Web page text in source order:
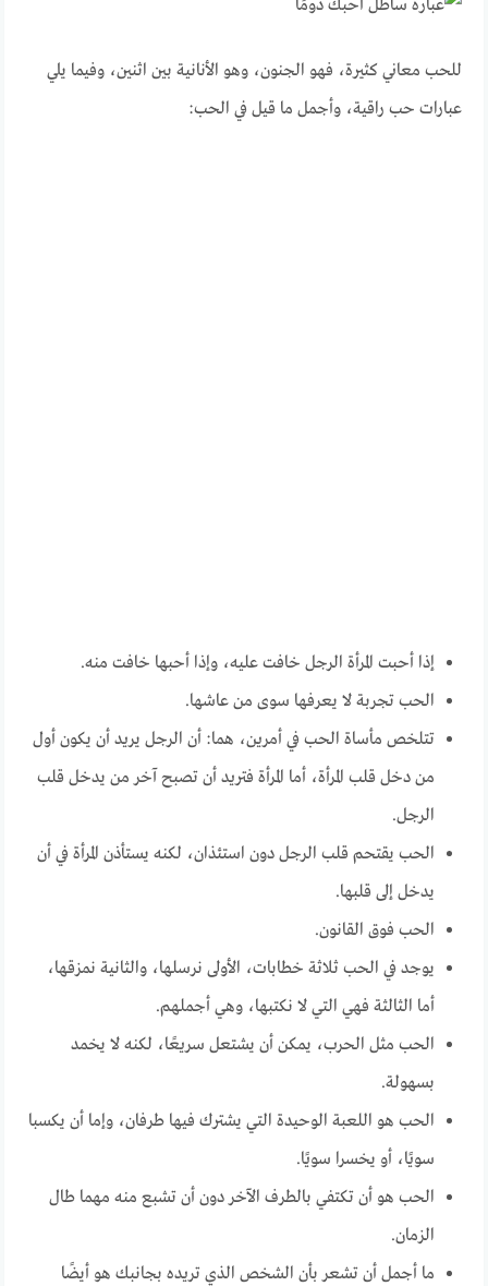
للحب معاني كثيرة، فهو الجنون، وهو الأنانية بين اثنين، وفيما يلي
عبارات حب راقية، وأجمل ما قيل في الحب:
إذا أحبت المرأة الرجل خافت عليه، وإذا أحبها خافت منه.
الحب تجربة لا يعرفها سوى من عاشها.
تتلخص مأساة الحب في أمرين، هما: أن الرجل يريد أن يكون أول
من دخل قلب المرأة، أما المرأة فتريد أن تصبح آخر من يدخل قلب
الرجل.
الحب يقتحم قلب الرجل دون استئذان، لكنه يستأذن المرأة في أن
يدخل إلى قلبها.
الحب فوق القانون.
يوجد في الحب ثلاثة خطابات، الأولى نرسلها، والثانية نمزقها،
أما الثالثة فهي التي لا نكتبها، وهي أجملهم.
الحب مثل الحرب، يمكن أن يشتعل سريعًا، لكنه لا يخمد
بسهولة.
الحب هو اللعبة الوحيدة التي يشترك فيها طرفان، وإما أن يكسبا
سويًا، أو يخسرا سويًا.
الحب هو أن تكتفي بالطرف الآخر دون أن تشبع منه مهما طال
الزمان.
ما أجمل أن تشعر بأن الشخص الذي تريده بجانبك هو أيضًا